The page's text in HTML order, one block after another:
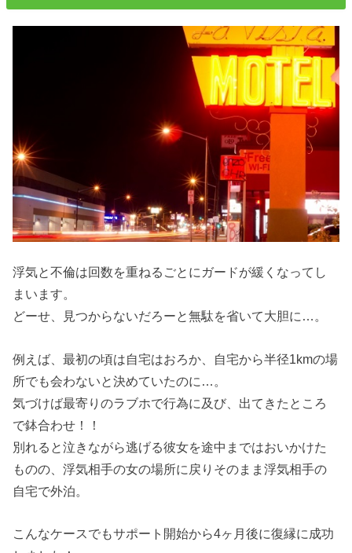
浮気と不倫は回数を重ねるごとにガードが緩くなってし
まいます。
どーせ、見つからないだろーと無駄を省いて大胆に…。
例えば、最初の頃は自宅はおろか、自宅から半径1kmの場
所でも会わないと決めていたのに…。
気づけば最寄りのラブホで行為に及び、出てきたところ
で鉢合わせ！！
別れると泣きながら逃げる彼女を途中まではおいかけた
ものの、浮気相手の女の場所に戻りそのまま浮気相手の
自宅で外泊。
こんなケースでもサポート開始から4ヶ月後に復縁に成功